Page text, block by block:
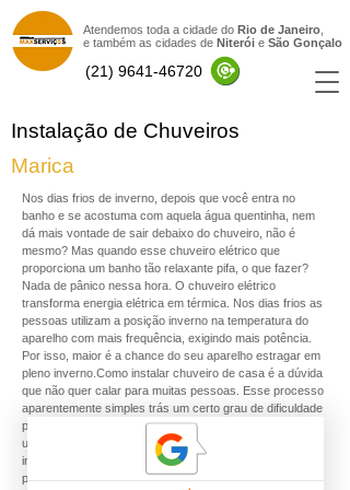
Atendemos toda a cidade do Rio de Janeiro
e também as cidades de Niterói e São Gonçalo
(21) 9641-46720
Instalação de Chuveiros
Marica
Nos dias frios de inverno, depois que você entra no
banho e se acostuma com aquela água quentinha, nem
dá mais vontade de sair debaixo do chuveiro, não é
mesmo? Mas quando esse chuveiro elétrico que
proporciona um banho tão relaxante pifa, o que fazer?
Nada de pânico nessa hora. O chuveiro elétrico
transforma energia elétrica em térmica. Nos dias frios as
pessoas utilizam a posição inverno na temperatura do
aparelho com mais frequência, exigindo mais potência.
Por isso, maior é a chance do seu aparelho estragar em
pleno inverno.Como instalar chuveiro de casa é a dúvida
que não quer calar para muitas pessoas. Esse processo
aparentemente simples trás um certo grau de dificuldade
para quem nunca fez isso na vida e pode acabar sendo
uma pedra no sapato em momento inoportunos. A
instalação de um chuveiro é algo que deve ser feito por
profissional capacitado, a fim de evitar maiores